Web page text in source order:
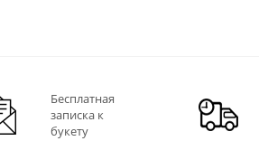
Бесплатная
записка к
букету